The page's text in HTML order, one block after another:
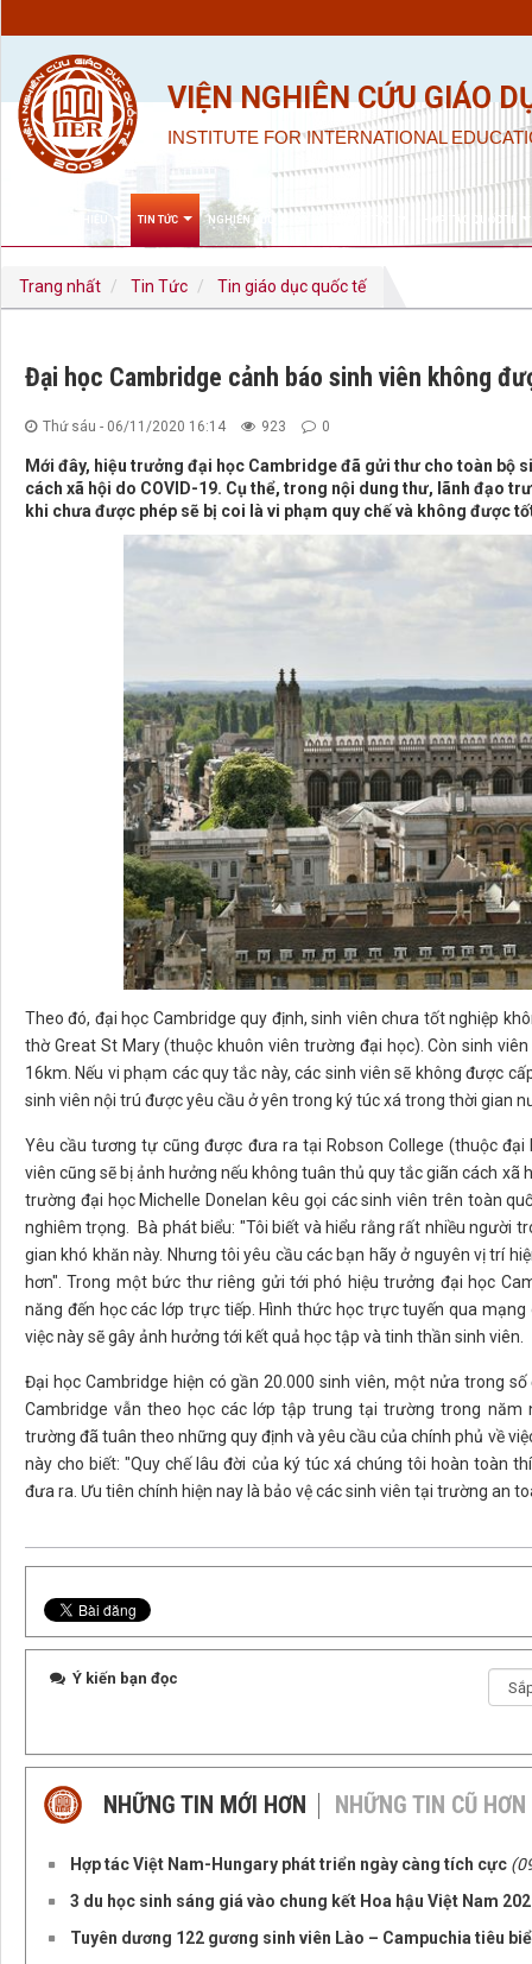
VIỆN NGHIÊN CỨU GIÁO
INSTITUTE FOR INTERNATIONAL
TIN TỨC NGHIÊN CỨU KHOA HỌC & ĐÀO TẠO HỢP TÁC QUỐC TẾ
Trang nhất Tin Tức Tin giáo dục quốc tế
Đại học Cambridge cảnh báo sinh viên không
Thứ sáu - 06/11/2020 16:14 923 0
Mới đây, hiệu trưởng đại học Cambridge đã gửi thư cho toàn bộ
cách xã hội do COVID-19. Cụ thể, trong nội dung thư, lãnh đạo
khi chưa được phép sẽ bị coi là vi phạm quy chế và không được
Theo đó, đại học Cambridge quy định, sinh viên chưa tốt nghiệp
thờ Great St Mary (thuộc khuôn viên trường đại học). Còn sinh
16km. Nếu vi phạm các quy tắc này, các sinh viên sẽ không được
sinh viên nội trú được yêu cầu ở yên trong ký túc xá trong thời gian
Yêu cầu tương tự cũng được đưa ra tại Robson College (thuộc
viên cũng sẽ bị ảnh hưởng nếu không tuân thủ quy tắc giãn cách xã
trường đại học Michelle Donelan kêu gọi các sinh viên trên toàn
nghiêm trọng. Bà phát biểu: "Tôi biết và hiểu rằng rất nhiều người
gian khó khăn này. Nhưng tôi yêu cầu các bạn hãy ở nguyên vị trí
hơn". Trong một bức thư riêng gửi tới phó hiệu trưởng đại học
năng đến học các lớp trực tiếp. Hình thức học trực tuyến qua
việc này sẽ gây ảnh hưởng tới kết quả học tập và tinh thần sinh viên.
Đại học Cambridge hiện có gần 20.000 sinh viên, một nửa trong
Cambridge vẫn theo học các lớp tập trung tại trường trong năm
trường đã tuân theo những quy định và yêu cầu của chính phủ về
này cho biết: "Quy chế lâu đời của ký túc xá chúng tôi hoàn toàn
đưa ra. Ưu tiên chính hiện nay là bảo vệ các sinh viên tại trường an
Ý kiến bạn đọc
NHỮNG TIN MỚI HƠN NHỮNG TIN CŨ HƠN
Hợp tác Việt Nam-Hungary phát triển ngày càng tích cực
3 du học sinh sáng giá vào chung kết Hoa hậu Việt Nam
Tuyên dương 122 gương sinh viên Lào – Campuchia tiêu